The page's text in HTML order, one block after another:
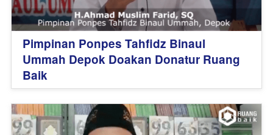
Pimpinan Ponpes Tahfidz Binaul
Ummah Depok Doakan Donatur Ruang
Baik